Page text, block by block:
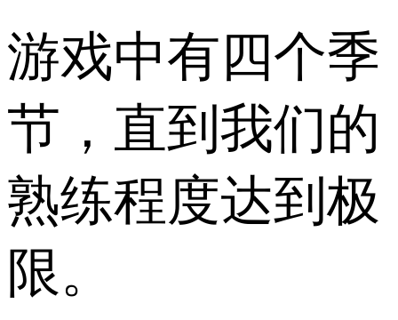
游戏中有四个季
节，直到我们的
熟练程度达到极
限。